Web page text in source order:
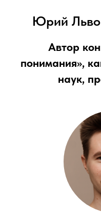
Юрий
Автор
понимания»,
наук,